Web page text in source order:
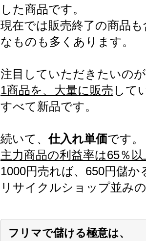
した商品です。
現在では販売終了の商品
なものも多くあります。
注目していただきたいの
1商品を、大量に販売 して
すべて新品です。
続いて、仕入れ単価です。
主力商品の利益率は65％以
1000円売れば、650円儲
リサイクルショップ並み
フリマで儲ける極意は、